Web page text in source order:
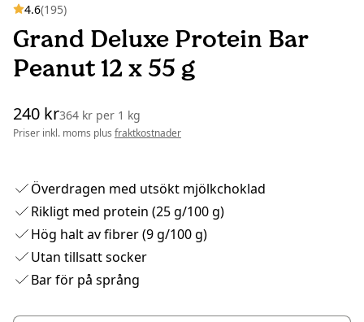
4.6(195)
Grand Deluxe Protein Bar
Peanut 12 x 55 g
240 kr364 kr per 1 kg
Priser inkl. moms plus fraktkostnader
Överdragen med utsökt mjölkchoklad
Rikligt med protein (25 g/100 g)
Hög halt av fibrer (9 g/100 g)
Utan tillsatt socker
Bar för på språng